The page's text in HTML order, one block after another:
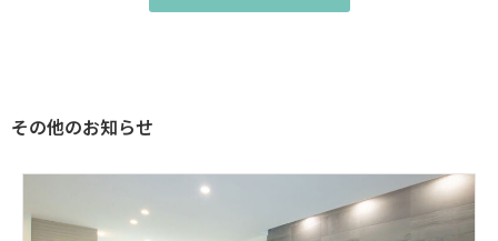
その他のお知らせ